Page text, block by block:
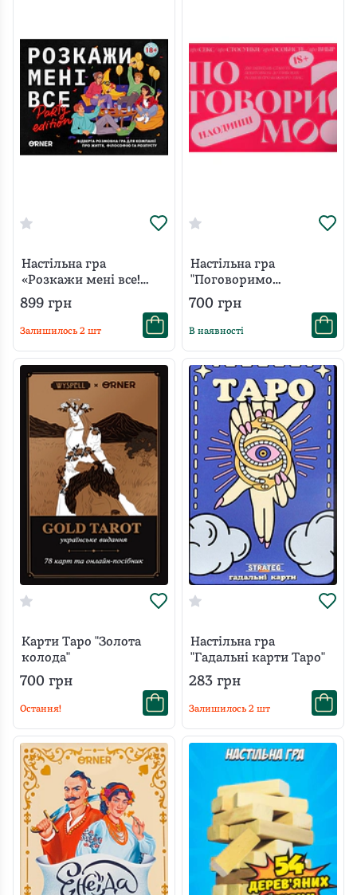
Настільна гра
«Розкажи мені все!
Party edition»
899 грн
Залишилось 2 шт
Настільна гра
"Поговоримо
наодинці"
700 грн
В наявності
Карти Таро "Золота
колода"
700 грн
Остання!
Настільна гра
"Гадальні карти Таро"
283 грн
Залишилось 2 шт